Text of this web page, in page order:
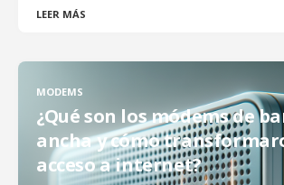
LEER MÁS
MODEMS
¿Qué son los módems de
ancha y cómo
acceso a internet?